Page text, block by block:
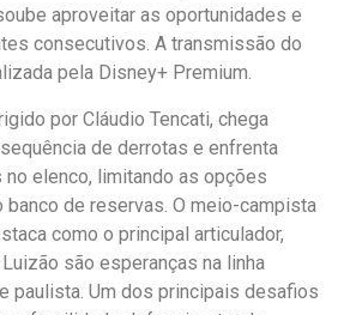
aproveitar as oportunidades e
consecutivos. A transmissão do
pela Disney+ Premium.
por Cláudio Tencati, chega
de derrotas e enfrenta
elenco, limitando as opções
de reservas. O meio-campista
como o principal articulador,
são esperanças na linha
paulista. Um dos principais desafios